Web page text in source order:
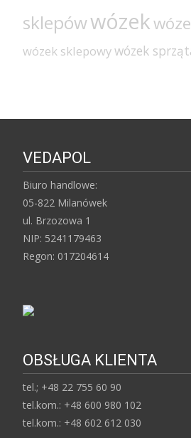
sklepówwózek
wózek sklepowywózek
VEDAPOL
Biuro handlowe:
05-822 Milanówek
ul. Brzozowa 1
NIP: 5241179463
Regon: 017204614
OBSŁUGA KLIENTA
tel.; +48 22 755 60 90
tel.kom.: +48 600 980 102
tel.kom.: +48 602 612 030